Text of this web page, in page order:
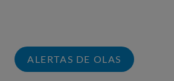
ALERTAS DE OLAS